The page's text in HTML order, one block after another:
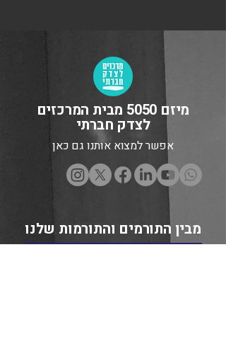
מיזם 5050 מבית המרכזים
לצדק חברתי
אפשר למצוא אותנו גם כאן
מבין התורמים והתורמות שלנו